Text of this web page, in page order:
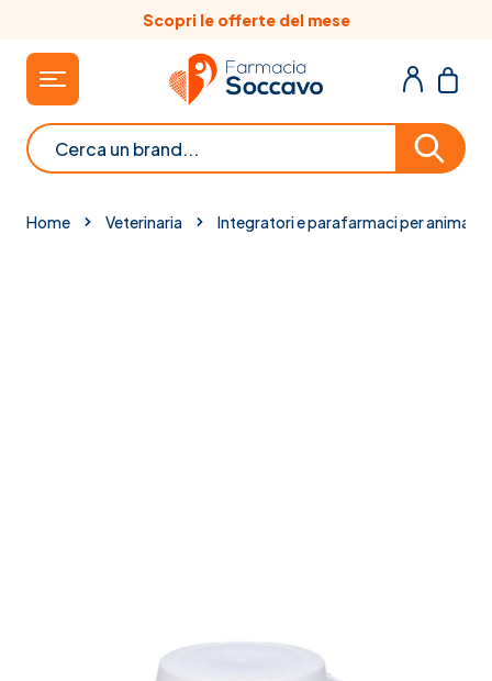
Salta al contenutoScopri le offerte del mese
Cerca
Home Veterinaria Integratori e parafarmaci per animali